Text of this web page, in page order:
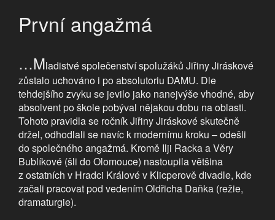
První angažmá
…Mladistvé společenství spolužáků Jiřiny Jiráskové
zůstalo uchováno i po absolutoriu DAMU. Dle
tehdejšího zvyku se jevilo jako nanejvýše vhodné, aby
absolvent po škole pobýval nějakou dobu na oblasti.
Tohoto pravidla se ročník Jiřiny Jiráskové skutečně
držel, odhodlali se navíc k modernímu kroku – odešli
do společného angažmá. Kromě Ilji Racka a Věry
Bublíkové (šli do Olomouce) nastoupila většina
z ostatních v Hradci Králové v Klicperově divadle, kde
začali pracovat pod vedením Oldřicha Daňka (režie,
dramaturgie).